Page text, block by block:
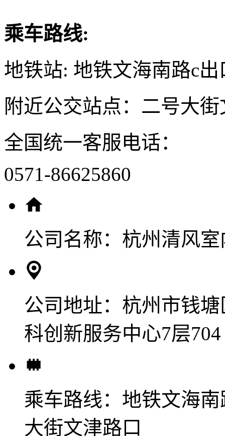
乘车路线:
地铁站: 地铁文海南路c出
附近公交站点：二号大
全国统一客服电话：
0571-86625860
公司名称： 杭州清风
公司地址： 杭州市钱
科创新服务中心7层704
乘车路线： 地铁文海
大街文津路口